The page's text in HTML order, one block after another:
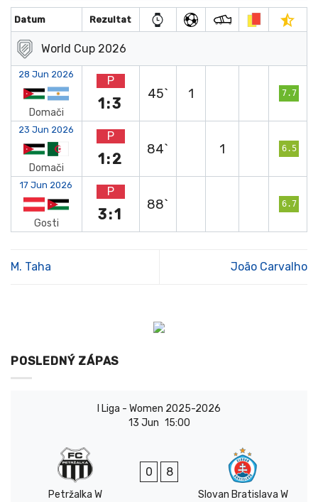
Datum Rezultat
World Cup 2026
28 Jun 2026
Domači
P
1:3
45` 1 7.7
23 Jun 2026
Domači
P
1:2
84` 1 6.5
17 Jun 2026
Gosti
P
3:1
88` 6.7
M. Taha João Carvalho
POSLEDNÝ ZÁPAS
I Liga - Women 2025-2026
13 Jun 15:00
Petržalka W
0 8
Slovan Bratislava W